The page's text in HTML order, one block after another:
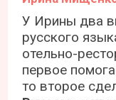
У Ирины два
русского
отельно-
первое
то второе